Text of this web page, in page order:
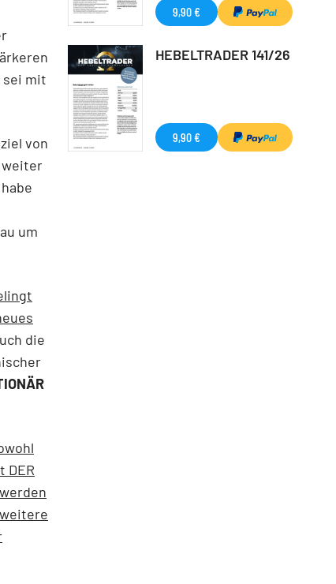
sei mit
von
weiter
um
die
DER
9,90 €
HEBELTRADER 141/26
9,90 €